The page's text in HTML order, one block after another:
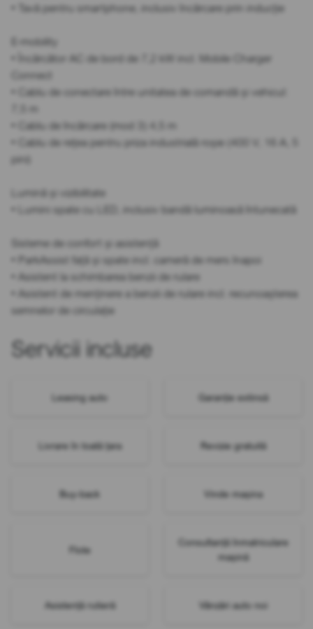
• Tavă pentru smartphone, inclusiv încărcare prin inducție
E-mobility
• Încărcător AC de bord de 7,2 kW incl. Mobile Charger
Connect
• Cablu de conectare între unitatea de comandă și vehicul:
7,5 m
• Cablu de încărcare (mod 3) 4,5 m
• Cablu de rețea pentru priza industrială roșie (400 V, 16 A, 5
pini)
Lumină și vizibilitate
• Lumini spate cu LED, inclusiv bandă luminoasă întunecată
Sisteme de confort și asistență
• ParkAssist față și spate incl. cameră de mers înapoi
• Asistent la schimbarea benzii de rulare
• Asistent de menținere a benzii de rulare incl. recunoașterea
semnelor de circulație
Servicii incluse
Leasing auto Garanție extinsă
Livrare în toată țara Revizie gratuită
Buy-back Vinde mașina
Flote
Consultanță înmatriculare
mașină
Asistență rutieră Vânzări auto noi